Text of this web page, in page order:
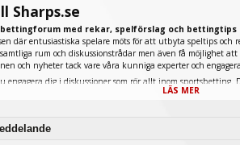
Sharps.se
med rekar, spelförslag och bettingtips
där entusiastiska spelare möts för att utbyta speltips och
rum och diskussionstrådar men även få möjlighet
och nyheter tack vare våra kunniga experter och
dig i diskussioner som rör allt inom sportsbetting.
nedan men även extremt populära fantasy sports och e-
i vårt oddsforum där medlemmar kan läsa
LÄS MER